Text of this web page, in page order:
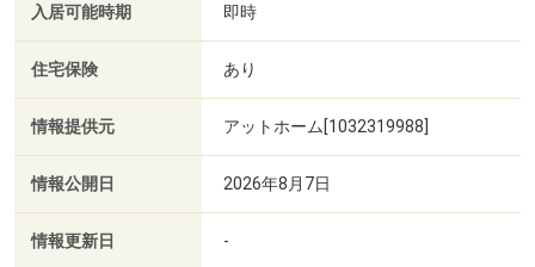
入居可能時期 即時
住宅保険 あり
情報提供元 アットホーム[1032319988]
情報公開日 2026年8月7日
情報更新日 -